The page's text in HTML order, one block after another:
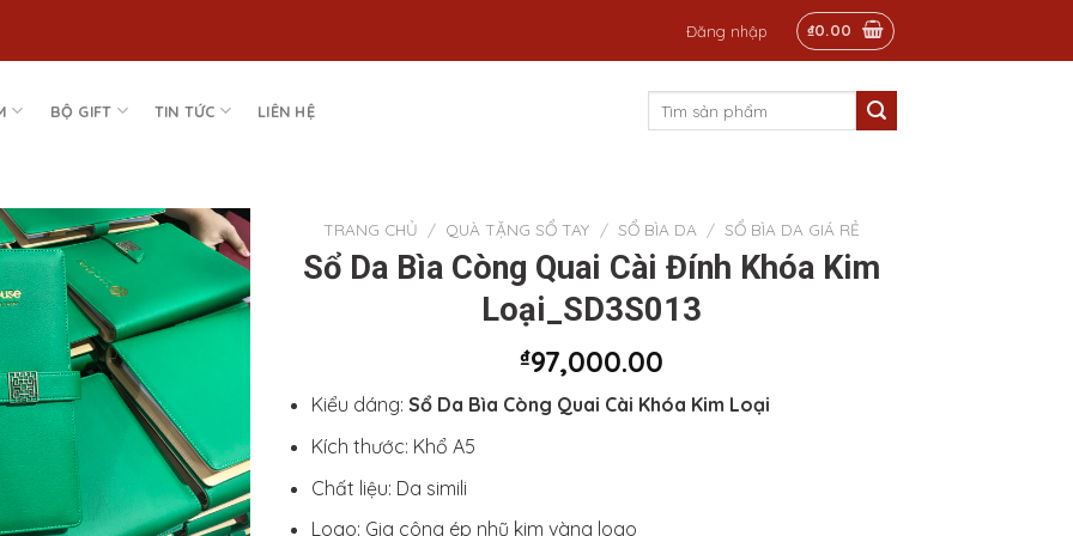
Đăng nhập ₫0.00
BỘ GIFT TIN TỨC LIÊN HỆ
Add to
Wishlist
TRANG CHỦ / QUÀ TẶNG SỔ TAY / SỔ BÌA DA / SỔ BÌA DA GIÁ RẺ
Sổ Da Bìa Còng Quai Cài Đính Khóa Kim
Loại_SD3S013
₫97,000.00
Kiểu dáng: Sổ Da Bìa Còng Quai Cài Khóa Kim Loại
Kích thước: Khổ A5
Chất liệu: Da simili
Logo: Gia công ép nhũ kim vàng logo